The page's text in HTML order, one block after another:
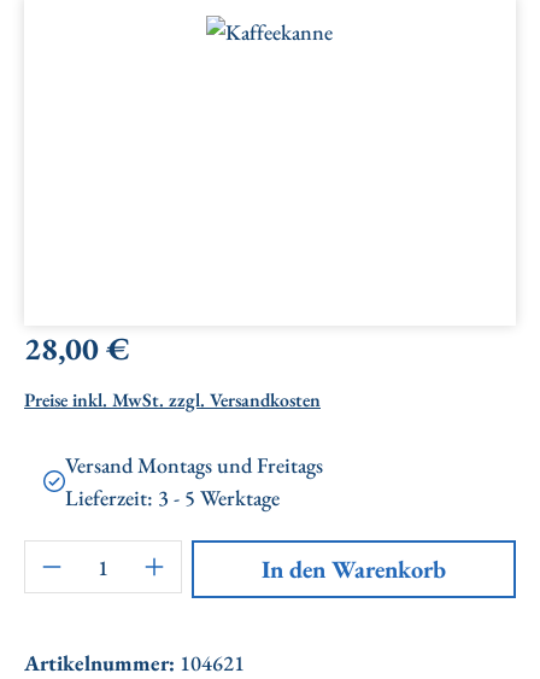
Bildergalerie überspringen
Regulärer Preis:
28,00 €
Preise inkl. MwSt. zzgl. Versandkosten
Versand Montags und Freitags
Lieferzeit: 3 - 5 Werktage
Artikel Anzahl: Gib den gewünschten
In den Warenkorb
Artikelnummer: 104621